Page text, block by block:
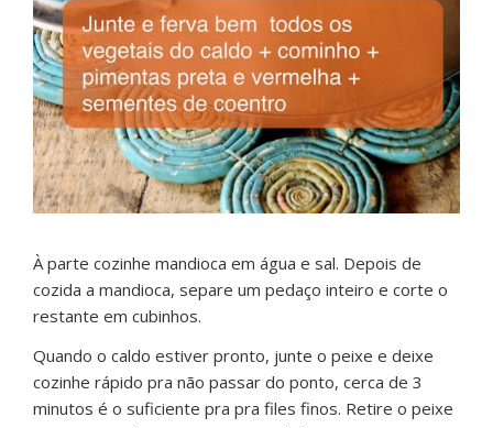
À parte cozinhe mandioca em água e sal. Depois de
cozida a mandioca, separe um pedaço inteiro e corte o
restante em cubinhos.
Quando o caldo estiver pronto, junte o peixe e deixe
cozinhe rápido pra não passar do ponto, cerca de 3
minutos é o suficiente pra pra files finos. Retire o peixe